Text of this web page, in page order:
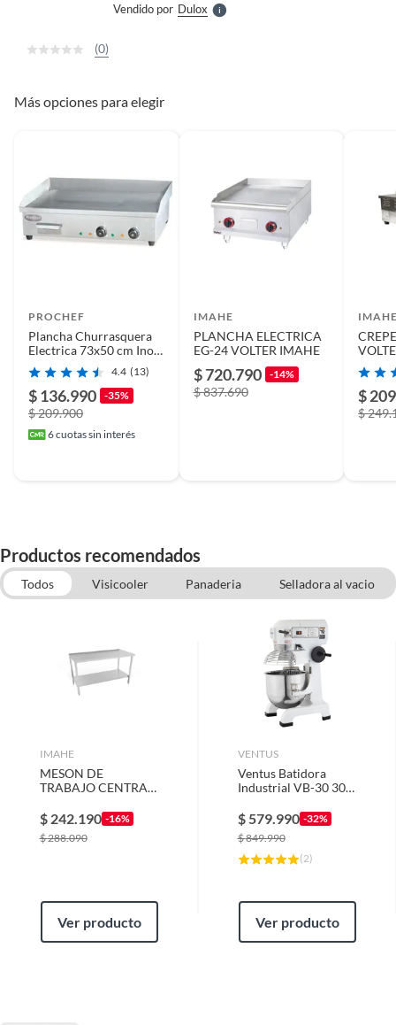
Vendido por DuloxS
(0)
Más opciones para elegir
PROCHEF
Plancha Churrasquera
Electrica 73x50 cm Inox
EG820
4.4 (13)
$ 136.990 -35%
$ 209.900
6cuotas sin interés
IMAHE
PLANCHA ELECTRICA
EG-24 VOLTER IMAHE
$ 720.790 -14%
$ 837.690 $
$
Productos recomendados
Todos Visicooler Panaderia
Selladora al vacio
IMAHE
MESON DE
TRABAJO CENTRAL
cm IMAHE
$ 242.190 -16%
$288.090
Ver producto
VENTUS
Ventus Batidora
Industrial VB-30 30
$579.990 -32%
$849.990
(2)
Ver producto